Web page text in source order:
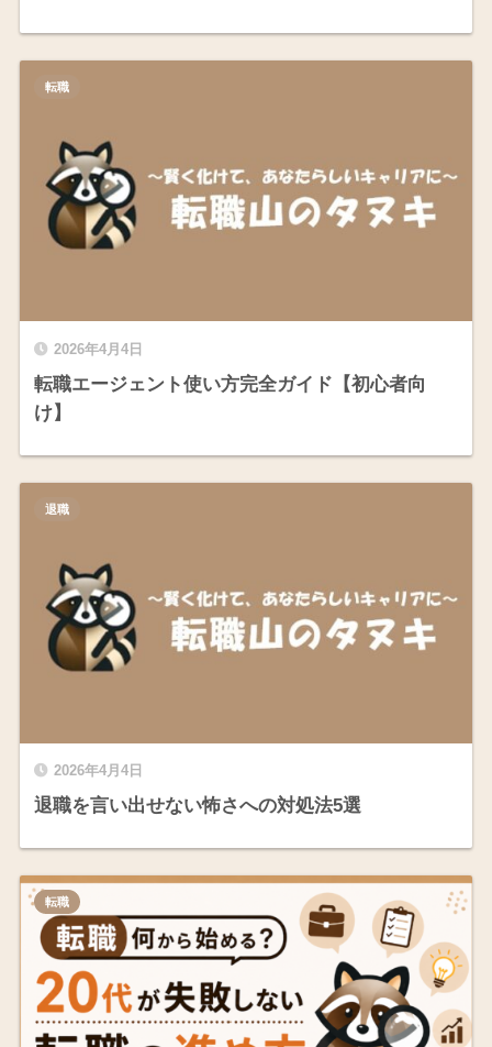
2026年4月4日
転職エージェント使い方完全ガイド【初心者向
け】
転職
2026年4月4日
退職を言い出せない怖さへの対処法5選
退職
転職